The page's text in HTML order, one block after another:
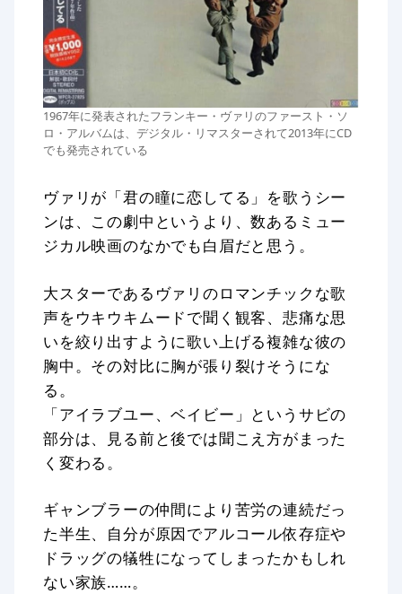
1967年に発表されたフランキー・ヴァリのファースト・ソ
ロ・アルバムは、デジタル・リマスターされて2013年にCD
でも発売されている
ヴァリが「君の瞳に恋してる」を歌うシー
ンは、この劇中というより、数あるミュー
ジカル映画のなかでも白眉だと思う。
大スターであるヴァリのロマンチックな歌
声をウキウキムードで聞く観客、悲痛な思
いを絞り出すように歌い上げる複雑な彼の
胸中。その対比に胸が張り裂けそうにな
る。
「アイラブユー、ベイビー」というサビの
部分は、見る前と後では聞こえ方がまった
く変わる。
ギャンブラーの仲間により苦労の連続だっ
た半生、自分が原因でアルコール依存症や
ドラッグの犠牲になってしまったかもしれ
ない家族……。